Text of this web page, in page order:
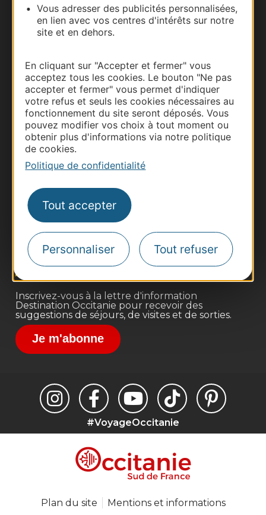
Vous adresser des publicités personnalisées,
en lien avec vos centres d'intérêts sur notre
site et en dehors.
En cliquant sur "Accepter et fermer" vous
acceptez tous les cookies. Le bouton "Ne pas
accepter et fermer" vous permet d'indiquer
votre refus et seuls les cookies nécessaires au
fonctionnement du site seront déposés. Vous
pouvez modifier vos choix à tout moment ou
obtenir plus d'informations via notre politique
de cookies.
Politique de confidentialité
Tout accepter
Personnaliser Tout refuser
Carte interactive
Thermalisme
Business/Mice
Pros d'Occitanie
Site presse et d'influence
Voyagistes
Inscrivez-vous à la lettre d'information
Destination Occitanie pour recevoir des
suggestions de séjours, de visites et de sorties.
Je m'abonne
#VoyageOccitanie
Plan du site Mentions et informations